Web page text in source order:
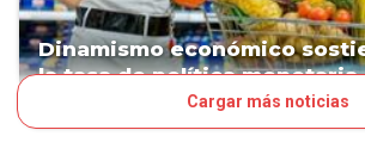
Dinamismo económico
la tasa de política monetaria
Cargar más noticias